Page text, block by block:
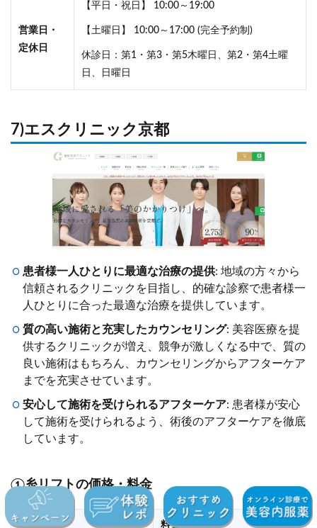
営業日・
定休日
【平日・祝日】 10:00～19:00
【土曜日】 10:00～17:00 (完全予約制)
休診日：第1・第3・第5木曜日、第2・第4土曜
日、日曜日
7)エスクリニック京都
患者様一人ひとりに最適な治療の提供: 地域の方々から
信頼されるクリニックを目指し、的確な診察で患者様一
人ひとりに合った最適な治療を提供しています。
質の高い施術と充実したカウンセリング: 美容医療を提
供するクリニックが増え、競争が激しくなる中で、質の
良い施術はもちろん、カウンセリングからアフターケア
までを充実させています。
安心して施術を受けられるアフターケア: 患者様が安心
して施術を受けられるよう、術後のアフターケアを徹底
しています。
①糸リフトの価格・料金
メニュー 料金（税込）